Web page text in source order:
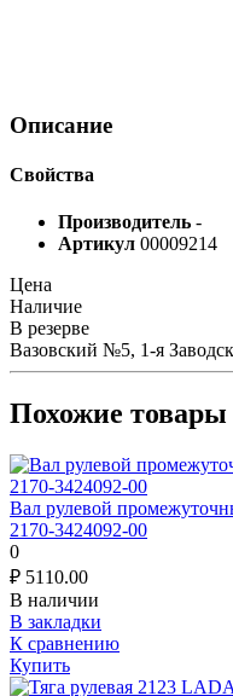
Описание
Свойства
Производитель -
Артикул 00009214
Цена
Наличие
В резерве
Вазовский №5, 1-я
Похожие товары
Вал рулевой
2170-3424092-00
0
₽ 5110.00
В наличии
В закладки
К сравнению
Купить